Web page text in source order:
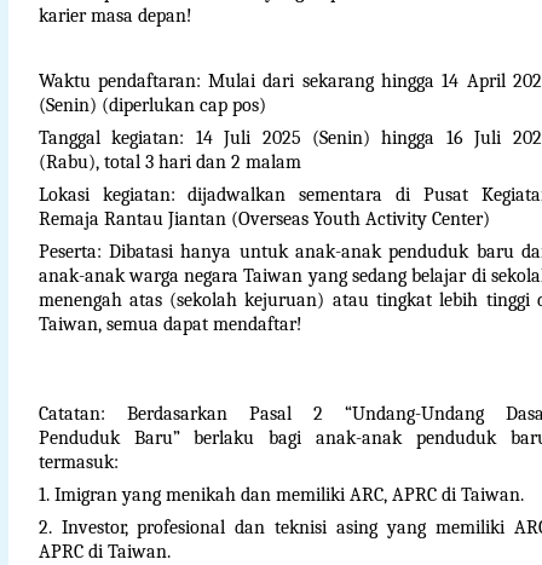
karier masa depan!
Waktu pendaftaran: Mulai dari sekarang hingga 14 April
(Senin) (diperlukan cap pos)
Tanggal kegiatan: 14 Juli 2025 (Senin) hingga 16 Juli
(Rabu), total 3 hari dan 2 malam
Lokasi kegiatan: dijadwalkan sementara di Pusat
Remaja Rantau Jiantan (Overseas Youth Activity Center)
Peserta: Dibatasi hanya untuk anak-anak penduduk baru
anak-anak warga negara Taiwan yang sedang belajar di
menengah atas (sekolah kejuruan) atau tingkat lebih tinggi
Taiwan, semua dapat mendaftar!
Catatan: Berdasarkan Pasal 2 “Undang-Undang
Penduduk Baru” berlaku bagi anak-anak penduduk
termasuk:
1. Imigran yang menikah dan memiliki ARC, APRC di Taiwan.
2. Investor, profesional dan teknisi asing yang memiliki
APRC di Taiwan.